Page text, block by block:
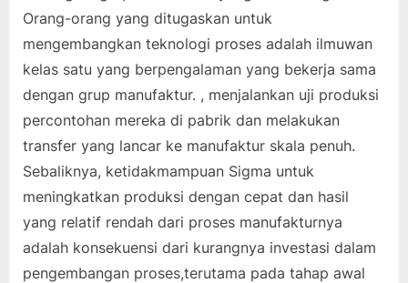
Orang-orang yang ditugaskan untuk
mengembangkan teknologi proses adalah ilmuwan
kelas satu yang berpengalaman yang bekerja sama
dengan grup manufaktur. , menjalankan uji produksi
percontohan mereka di pabrik dan melakukan
transfer yang lancar ke manufaktur skala penuh.
Sebaliknya, ketidakmampuan Sigma untuk
meningkatkan produksi dengan cepat dan hasil
yang relatif rendah dari proses manufakturnya
adalah konsekuensi dari kurangnya investasi dalam
pengembangan proses,terutama pada tahap awal